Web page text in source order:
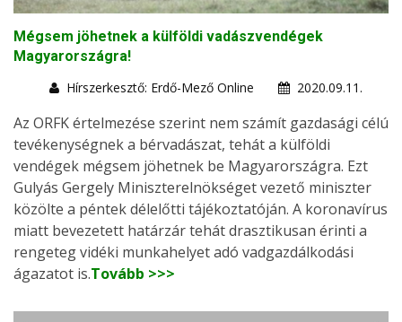
Mégsem jöhetnek a külföldi vadászvendégek
Magyarországra!
Hírszerkesztő: Erdő-Mező Online
2020.09.11.
Az ORFK értelmezése szerint nem számít gazdasági célú
tevékenységnek a bérvadászat, tehát a külföldi
vendégek mégsem jöhetnek be Magyarországra. Ezt
Gulyás Gergely Miniszterelnökséget vezető miniszter
közölte a péntek délelőtti tájékoztatóján. A koronavírus
miatt bevezetett határzár tehát drasztikusan érinti a
rengeteg vidéki munkahelyet adó vadgazdálkodási
ágazatot is.Tovább >>>